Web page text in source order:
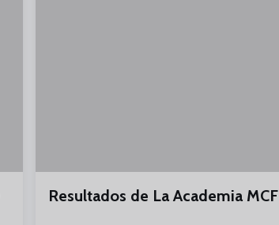
Resultados de La Academia MCF